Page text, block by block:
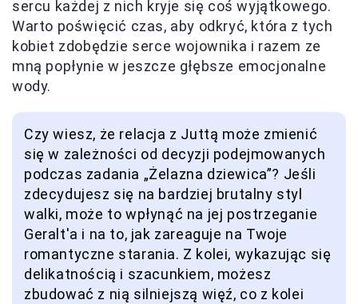
sercu każdej z nich kryje się coś wyjątkowego.
Warto poświęcić czas, aby odkryć, która z tych
kobiet zdobędzie serce wojownika i razem ze
mną popłynie w jeszcze głębsze emocjonalne
wody.
Czy wiesz, że relacja z Juttą może zmienić
się w zależności od decyzji podejmowanych
podczas zadania „Żelazna dziewica”? Jeśli
zdecydujesz się na bardziej brutalny styl
walki, może to wpłynąć na jej postrzeganie
Geralt'a i na to, jak zareaguje na Twoje
romantyczne starania. Z kolei, wykazując się
delikatnością i szacunkiem, możesz
zbudować z nią silniejszą więź, co z kolei